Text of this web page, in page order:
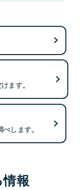
ます。
します。
報